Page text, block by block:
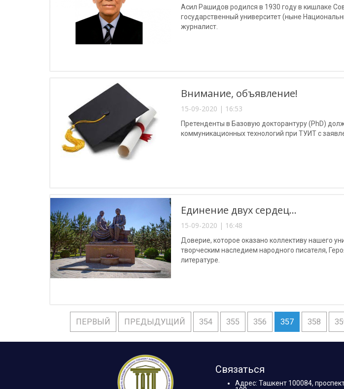
Асил Рашидов родился в 1930 году в кишлаке
государственный университет (ныне
журналист.
Внимание, объявление!
15-09-2020 | 16:53
Претенденты в Базовую докторантуру (PhD)
коммуникационных технологий при ТУИТ с
Единение двух сердец…
15-09-2020 | 16:48
Доверие, которое оказано коллективу нашего
творческим наследием народного писателя,
литературе.
ПЕРВЫЙ ПРЕДЫДУЩИЙ 354 355 356 357 358
Связаться
Адрес: Ташкент 100084,